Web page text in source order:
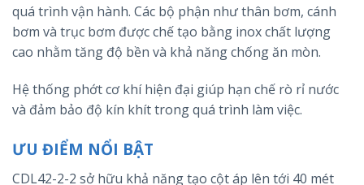
quá trình vận hành. Các bộ phận như thân bơm, cánh
bơm và trục bơm được chế tạo bằng inox chất lượng
cao nhằm tăng độ bền và khả năng chống ăn mòn.
Hệ thống phớt cơ khí hiện đại giúp hạn chế rò rỉ nước
và đảm bảo độ kín khít trong quá trình làm việc.
ƯU ĐIỂM NỔI BẬT
CDL42-2-2 sở hữu khả năng tạo cột áp lên tới 40 mét